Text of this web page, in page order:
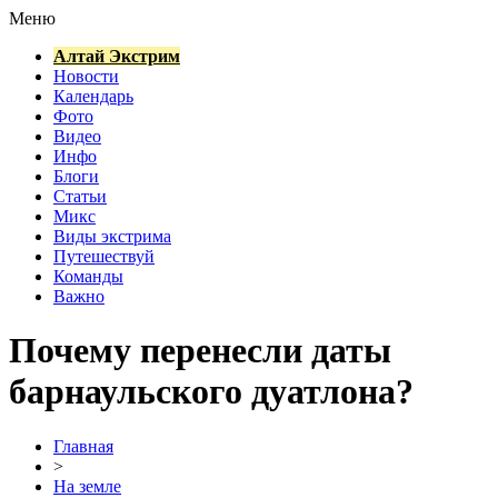
Меню
Алтай Экстрим
Новости
Календарь
Фото
Видео
Инфо
Блоги
Статьи
Микс
Виды экстрима
Путешествуй
Команды
Важно
Почему перенесли даты
барнаульского дуатлона?
Главная
>
На земле